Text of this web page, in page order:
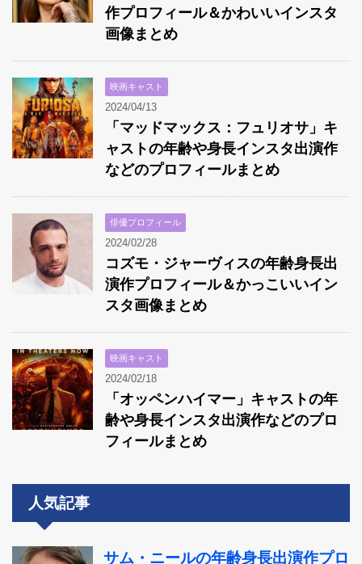
作プロフィール＆かわいいインスタ
画像まとめ
映画キャスト
2024/04/13
「マッドマックス：フュリオサ」キ
ャストの年齢や身長インスタ出演作
などのプロフィールまとめ
俳優プロフィール
2024/02/28
コズモ・ジャーヴィスの年齢身長出
演作プロフィール＆かっこいいイン
スタ画像まとめ
映画キャスト
2024/02/18
「オッペンハイマー」キャストの年
齢や身長インスタ出演作などのプロ
フィールまとめ
人気記事